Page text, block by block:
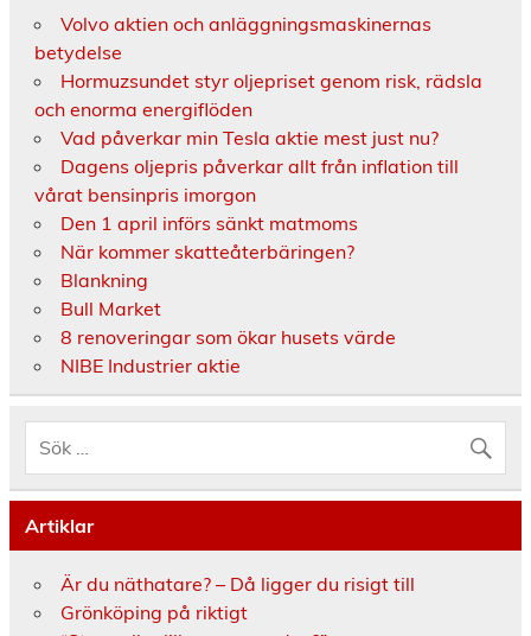
Volvo aktien och anläggningsmaskinernas
betydelse
Hormuzsundet styr oljepriset genom risk, rädsla
och enorma energiflöden
Vad påverkar min Tesla aktie mest just nu?
Dagens oljepris påverkar allt från inflation till
vårat bensinpris imorgon
Den 1 april införs sänkt matmoms
När kommer skatteåterbäringen?
Blankning
Bull Market
8 renoveringar som ökar husets värde
NIBE Industrier aktie
Artiklar
Är du näthatare? – Då ligger du risigt till
Grönköping på riktigt